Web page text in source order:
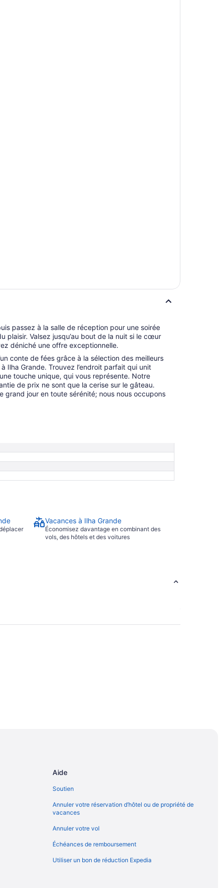
passez à la salle de réception pour une soirée
plaisir. Valsez jusqu’au bout de la nuit si le cœur
déniché une offre exceptionnelle.
conte de fées grâce à la sélection des meilleurs
Ilha Grande. Trouvez l’endroit parfait qui unit
touche unique, qui vous représente. Notre
de prix ne sont que la cerise sur le gâteau.
grand jour en toute sérénité; nous nous occupons
Vacances à Ilha Grande
Économisez davantage en combinant des
vols, des hôtels et des voitures
Aide
Soutien
Annuler votre réservation d’hôtel ou de propriété de
vacances
Annuler votre vol
Échéances de remboursement
Utiliser un bon de réduction Expedia